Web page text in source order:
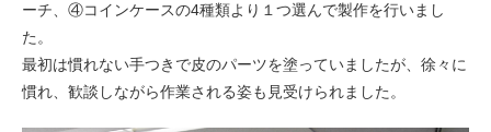
ーチ、④コインケースの4種類より１つ選んで製作を行いまし
た。
最初は慣れない手つきで皮のパーツを塗っていましたが、徐々に
慣れ、歓談しながら作業される姿も見受けられました。